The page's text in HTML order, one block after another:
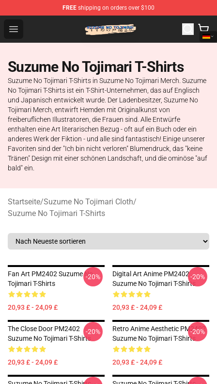
FREE shipping on orders over $100
Open menu
Suzumeno Tojimari Store - Official Suzumeno Tojimari
Suzume No Tojimari T-Shirts
Suzume No Tojimari T-Shirts in Suzume No Tojimari Merch. Suzume
No Tojimari T-Shirts ist ein T-Shirt-Unternehmen, das auf Englisch
und Japanisch entwickelt wurde. Der Ladenbesitzer, Suzume No
Tojimari Merch, entwirft Hemden mit Originalkunst von
freiberuflichen Illustratoren, die Frauen sind. Alle Entwürfe
enthalten eine Art literarischen Bezug - oft auf ein Buch oder ein
anderes Werk der Fiktion - und alle sind fantastisch! Einige unserer
Favoriten sind der "Ich bin nicht verloren" Blumendruck, das "keine
Tränen" Design mit einer schönen Landschaft, und die ominöse "auf
bald" ein.
Startseite/Suzume No Tojimari Cloth/
Suzume No Tojimari T-Shirts
Fan Art PM2402 Suzume No
Tojimari T-Shirts
20,93 £ - 24,09 £
-20%
Digital Art Anime PM2402
Suzume No Tojimari T-Shirts
20,93 £ - 24,09 £
-20%
The Close Door PM2402
Suzume No Tojimari T-Shirts
20,93 £ - 24,09 £
-20%
Retro Anime Aesthetic PM2402
Suzume No Tojimari T-Shirts
20,93 £ - 24,09 £
-20%